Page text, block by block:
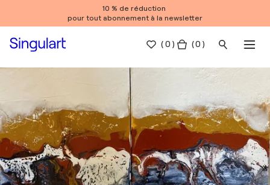
10 % de réduction
pour tout abonnement à la newsletter
(0 ) ( 0 )